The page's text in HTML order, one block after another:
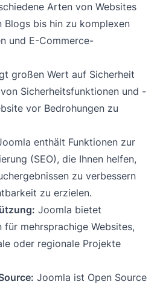
Arten von Websites
Blogs bis hin zu komplexen
und E-Commerce-
großen Wert auf Sicherheit
Sicherheitsfunktionen und -
vor Bedrohungen zu
enthält Funktionen zur
(SEO), die Ihnen helfen,
zu verbessern
zu erzielen.
Joomla bietet
mehrsprachige Websites,
oder regionale Projekte
Joomla ist Open Source